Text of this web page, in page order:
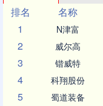
排名
名称
1
N津富
2 威尔高
3 锴威特
4 科翔股份
5 蜀道装备